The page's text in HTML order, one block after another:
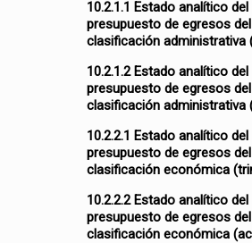
10.2.1.1 Estado analítico
presupuesto de egresos
clasificación administrativa
10.2.1.2 Estado analítico
presupuesto de egresos
clasificación administrativa
10.2.2.1 Estado analítico
presupuesto de egresos
clasificación económica
10.2.2.2 Estado analítico
presupuesto de egresos
clasificación económica